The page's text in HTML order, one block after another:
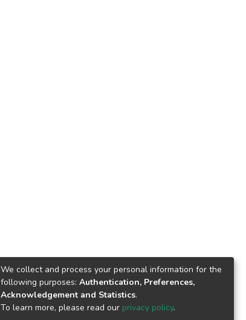
We collect and process your personal information for the
following purposes: Authentication, Preferences,
Acknowledgement and Statistics.
To learn more, please read our privacy policy.